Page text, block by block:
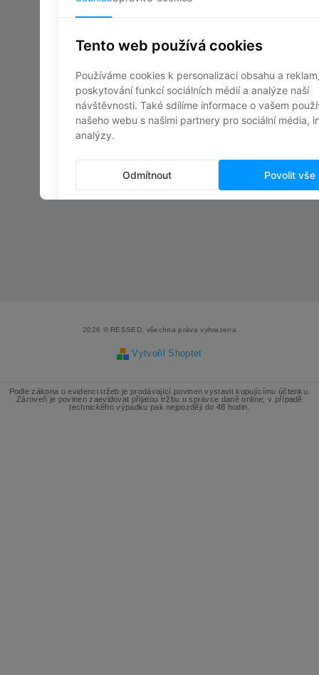
2026 © RESSED, všechna práva vyhrazena
Vytvořil Shoptet
Podle zákona o evidenci tržeb je prodávající povinen vystavit kupujícímu účtenku.
Zároveň je povinen zaevidovat přijatou tržbu u správce daně online; v případě
technického výpadku pak nejpozději do 48 hodin.